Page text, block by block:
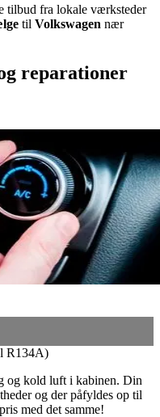
tilbud fra lokale værksteder
til Volkswagen nær
reparationer
R134A)
og kold luft i kabinen. Din
og der påfyldes op til
med det samme!